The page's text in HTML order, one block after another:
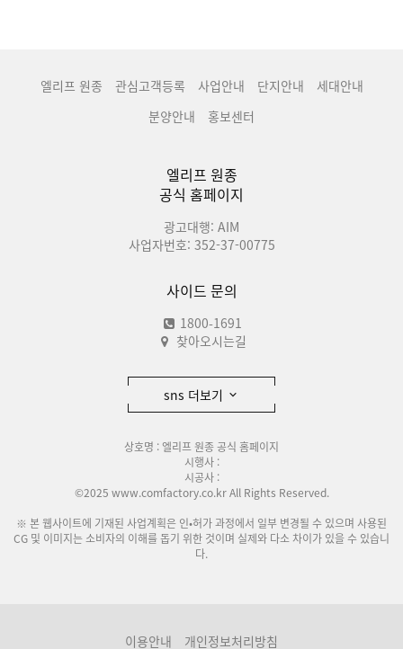
엘리프 원종 관심고객등록 사업안내 단지안내
세대안내
분양안내
홍보센터
엘리프 원종
공식 홈페이지
광고대행: AIM
사업자번호: 352-37-00775
사이드 문의
1800-1691
찾아오시는길
sns 더보기
상호명 : 엘리프 원종 공식 홈페이지
시행사 :
시공사 :
©2025 www.comfactory.co.kr All Rights Reserved.
※ 본 웹사이트에 기재된 사업계획은 인•허가 과정에서 일부 변경될 수 있으며 사용된
CG 및 이미지는 소비자의 이해를 돕기 위한 것이며 실제와 다소 차이가 있을 수 있습니
다.
이용안내 개인정보처리방침